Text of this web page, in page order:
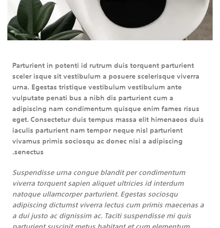
Parturient in potenti id rutrum duis torquent parturient
sceler isque sit vestibulum a posuere scelerisque viverra
urna. Egestas tristique vestibulum vestibulum ante
vulputate penati bus a nibh dis parturient cum a
adipiscing nam condimentum quisque enim fames risus
eget. Consectetur duis tempus massa elit himenaeos duis
iaculis parturient nam tempor neque nisl parturient
vivamus primis sociosqu ac donec nisi a adipiscing
senectus.
Suspendisse urna congue blandit per condimentum
viverra torquent sapien aliquet ultricies id interdum
natoque ullamcorper parturient. Egestas sociosqu
adipiscing dictumst viverra lectus cum primis maecenas a
a dui justo ac dignissim ac. Taciti suspendisse mi quis